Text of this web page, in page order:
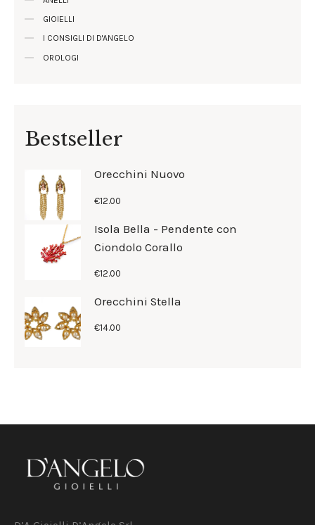
GIOIELLI
I CONSIGLI DI D'ANGELO
OROLOGI
Bestseller
Orecchini Nuovo
€12.00
Isola Bella - Pendente con
Ciondolo Corallo
€12.00
Orecchini Stella
€14.00